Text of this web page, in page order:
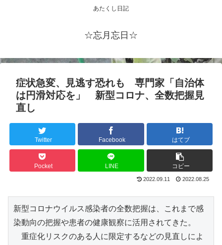
あたくし日記
☆忘月忘日☆
症状急変、見逃す恐れも 専門家「自治体
は円滑対応を」 新型コロナ、全数把握見
直し
Twitter Facebook はてブ
Pocket LINE コピー
2022.09.11 2022.08.25
新型コロナウイルス感染者の全数把握は、これまで感
染動向の把握や患者の健康観察に活用されてきた。
重症化リスクのある人に限定するなどの見直しによ